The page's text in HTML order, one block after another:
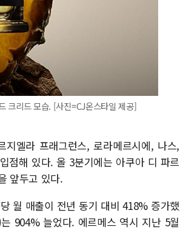
크리드 모습. [사진=CJ온스타일 제공]
엘라 프래그런스, 로라메르시에, 나스,
점해 있다. 올 3분기에는 아쿠아 디 파르
앞두고 있다.
월 매출이 전년 동기 대비 418% 증가했
904% 늘었다. 에르메스 역시 지난 5월